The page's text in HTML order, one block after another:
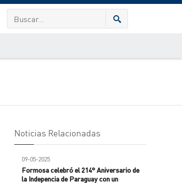
Noticias Relacionadas
09-05-2025
Formosa celebró el 214° Aniversario de
la Indepencia de Paraguay con un